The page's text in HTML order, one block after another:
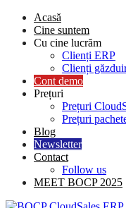
Skip
content
Acasă
Cine suntem
Cu cine lucrăm
Clienți ERP
Clienți
Cont demo
Prețuri
Prețuri
Prețuri
Blog
Newsletter
Contact
Follow us
MEET BOCP 2025